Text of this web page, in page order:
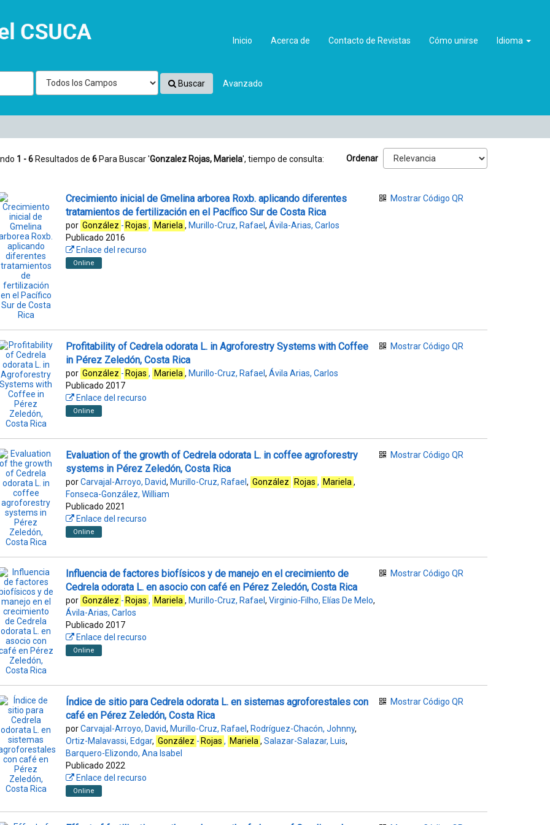
Inicio Acerca de Contacto de Revistas Cómo unirse Idioma
Buscar Avanzado
1 - 6 Resultados de 6 Para Buscar 'Gonzalez Rojas, Mariela', tiempo de consulta: Ordenar
Crecimiento inicial de Gmelina arborea Roxb. aplicando diferentes
tratamientos de fertilización en el Pacífico Sur de Costa Rica
por González - Rojas , Mariela, Murillo-Cruz, Rafael , Ávila-Arias, Carlos
Publicado 2016
Enlace del recurso
Online
Mostrar Código QR
Profitability of Cedrela odorata L. in Agroforestry Systems with Coffee
in Pérez Zeledón, Costa Rica
por González - Rojas , Mariela, Murillo-Cruz, Rafael , Ávila Arias, Carlos
Publicado 2017
Enlace del recurso
Online
Mostrar Código QR
Evaluation of the growth of Cedrela odorata L. in coffee agroforestry
systems in Pérez Zeledón, Costa Rica
porCarvajal-Arroyo, David, Murillo-Cruz, Rafael , González Rojas , Mariela,
Fonseca-González, William
Publicado 2021
Enlace del recurso
Online
Mostrar Código QR
Influencia de factores biofísicos y de manejo en el crecimiento de
Cedrela odorata L. en asocio con café en Pérez Zeledón, Costa Rica
por González - Rojas , Mariela, Murillo-Cruz, Rafael , Virginio-Filho, Elías De Melo,
Ávila-Arias, Carlos
Publicado 2017
Enlace del recurso
Online
Mostrar Código QR
Índice de sitio para Cedrela odorata L. en sistemas agroforestales con
café en Pérez Zeledón, Costa Rica
porCarvajal-Arroyo, David, Murillo-Cruz, Rafael , Rodríguez-Chacón, Johnny,
Ortiz-Malavassi, Edgar, González - Rojas , Mariela, Salazar-Salazar, Luis,
Barquero-Elizondo, Ana Isabel
Publicado 2022
Enlace del recurso
Online
Mostrar Código QR